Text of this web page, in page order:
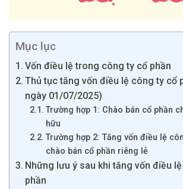
Mục lục
Vốn điều lệ trong công ty cổ phần
Thủ tục tăng vốn điều lệ công ty cổ
ngày 01/07/2025)
Trường hợp 1: Chào bán cổ phần
hữu
Trường hợp 2: Tăng vốn điều lệ
chào bán cổ phần riêng lẻ
Những lưu ý sau khi tăng vốn điều
phần